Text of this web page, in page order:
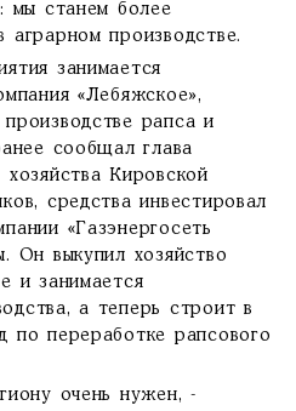
мы станем более
аграрном производстве.
занимается
«Лебяжское»,
рапса и
сообщал глава
хозяйства Кировской
средства инвестировал
«Газэнергосеть
Он выкупил хозяйство
и занимается
а теперь строит в
по переработке рапсового
очень нужен, -